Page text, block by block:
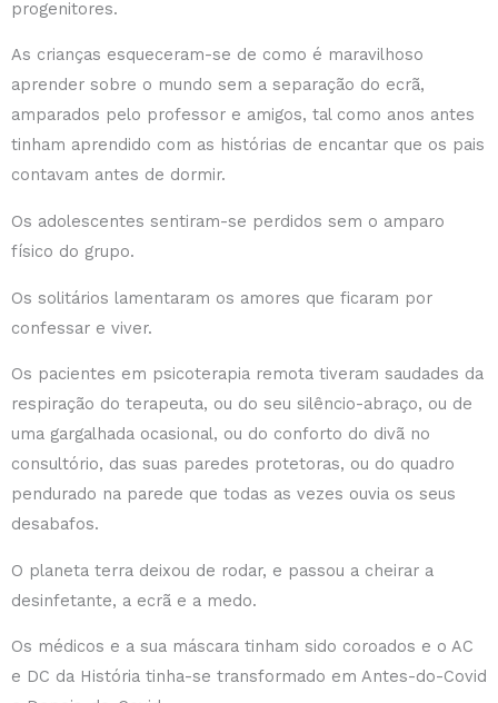
progenitores.
As crianças esqueceram-se de como é maravilhoso
aprender sobre o mundo sem a separação do ecrã,
amparados pelo professor e amigos, tal como anos antes
tinham aprendido com as histórias de encantar que os pais
contavam antes de dormir.
Os adolescentes sentiram-se perdidos sem o amparo
físico do grupo.
Os solitários lamentaram os amores que ficaram por
confessar e viver.
Os pacientes em psicoterapia remota tiveram saudades da
respiração do terapeuta, ou do seu silêncio-abraço, ou de
uma gargalhada ocasional, ou do conforto do divã no
consultório, das suas paredes protetoras, ou do quadro
pendurado na parede que todas as vezes ouvia os seus
desabafos.
O planeta terra deixou de rodar, e passou a cheirar a
desinfetante, a ecrã e a medo.
Os médicos e a sua máscara tinham sido coroados e o AC
e DC da História tinha-se transformado em Antes-do-Covid